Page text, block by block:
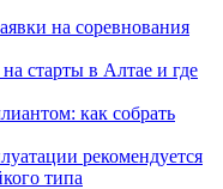
на соревнования
старты в Алтае и где
как собрать
рекомендуется
типа